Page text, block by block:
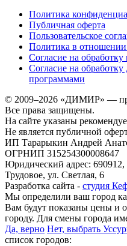
Политика
Публичная оферта
Пользовательское
Политика в
Согласие на
Согласие на
программами
© 2009–2026 «ДИМИР» —
Все права защищены.
На сайте указаны
Не является публичной
ИП Тарарыкин Андрей
ОГРНИП 315254300008647
Юридический адрес: 690912,
Трудовое, ул. Светлая, 6
Разработка сайта - студия
Мы определили ваш город
Вам будут показаны цены и
городу. Для смены города
Да, верно Нет, выбрать
список городов: